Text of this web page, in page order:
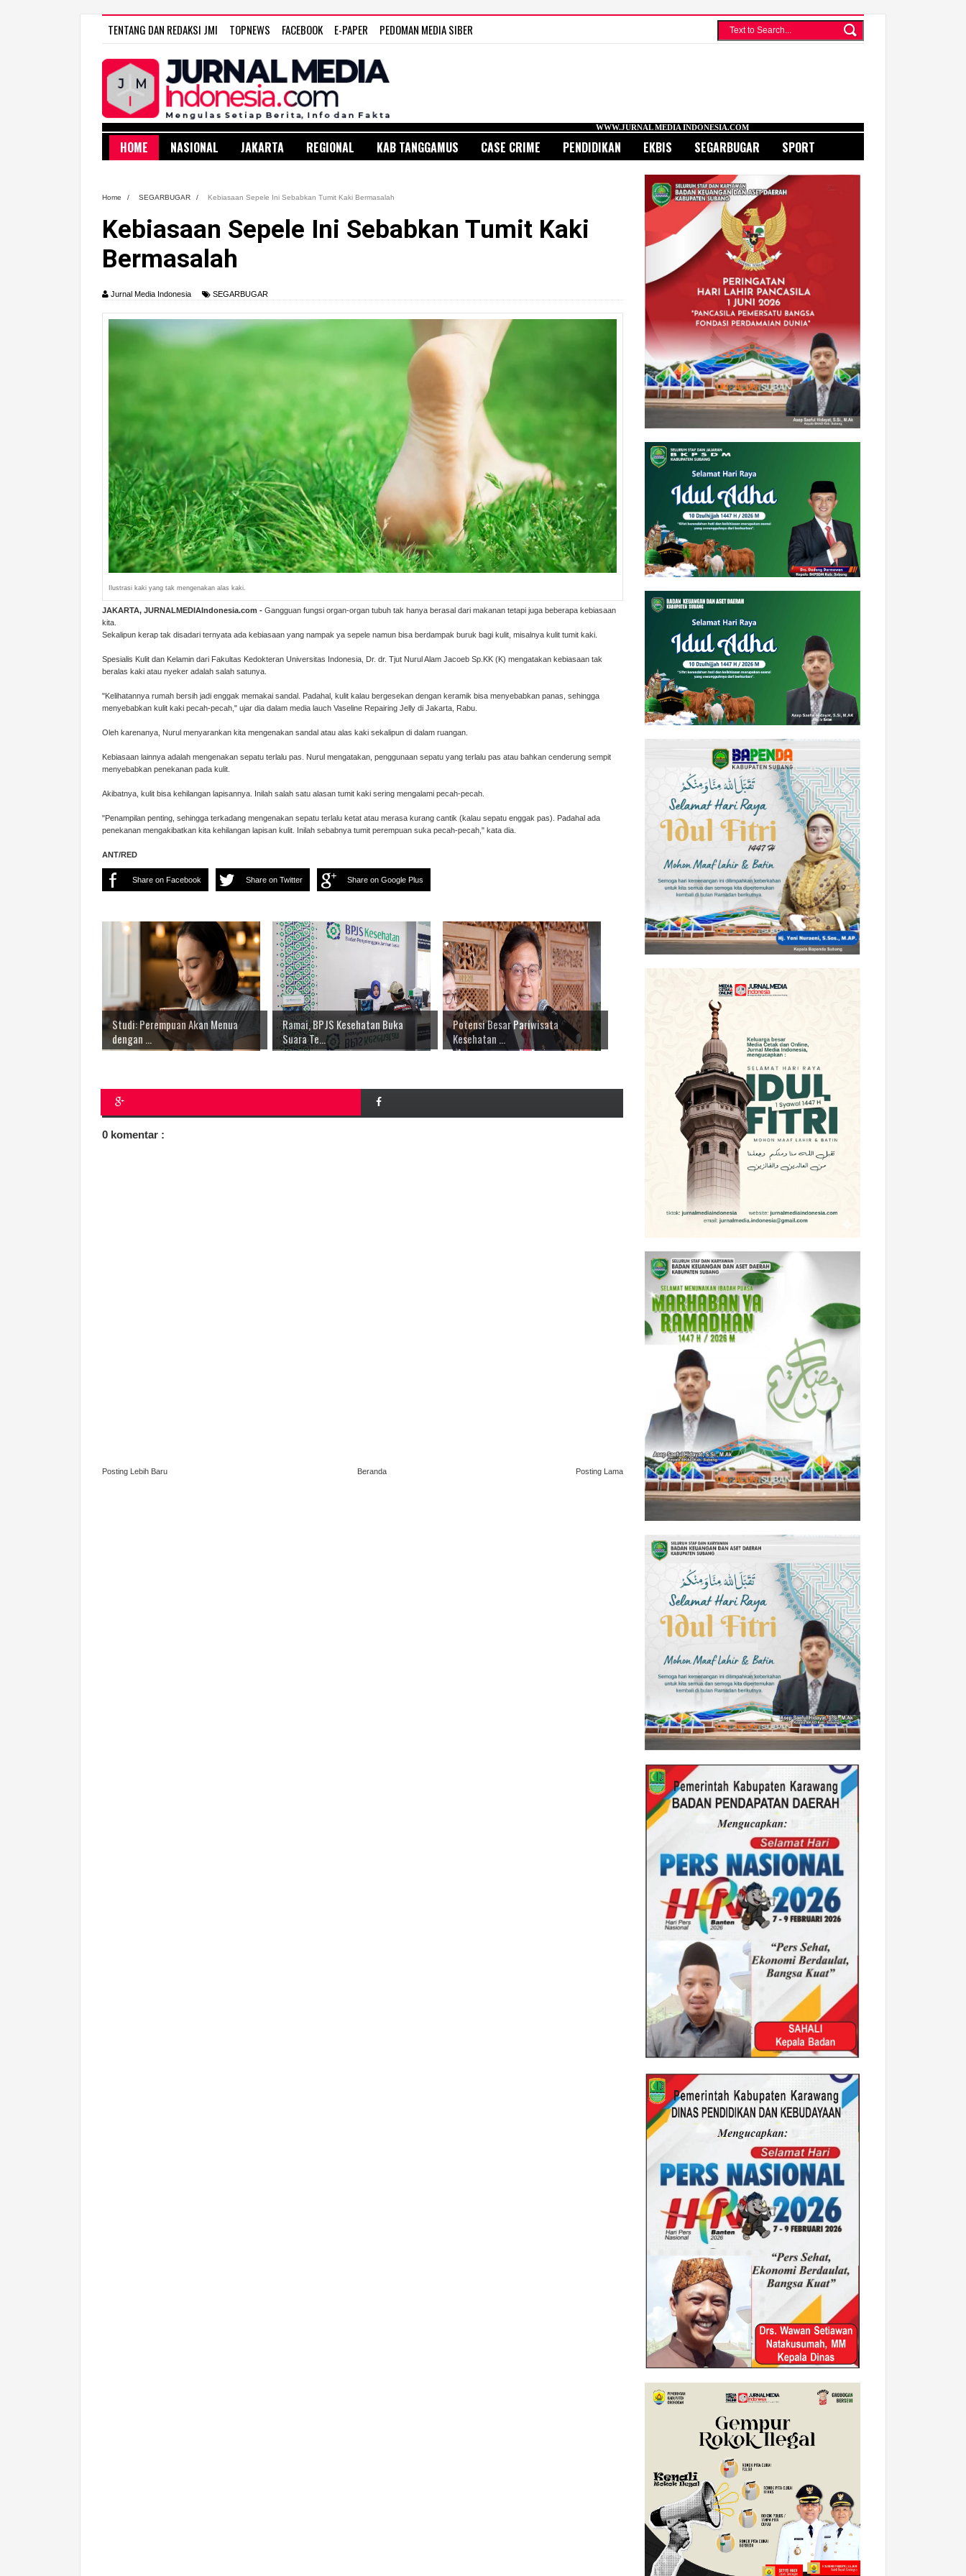
TENTANG DAN REDAKSI JMI TOPNEWS FACEBOOK E-PAPER PEDOMAN MEDIA SIBER
WWW.JURNAL MEDIA INDONESIA.COM
HOME NASIONAL JAKARTA REGIONAL KAB TANGGAMUS CASE CRIME PENDIDIKAN EKBIS SEGARBUGAR SPORT
Home / SEGARBUGAR / Kebiasaan Sepele Ini Sebabkan Tumit Kaki Bermasalah
Kebiasaan Sepele Ini Sebabkan Tumit Kaki
Bermasalah
Jurnal Media Indonesia SEGARBUGAR
Ilustrasi kaki yang tak mengenakan alas kaki.
JAKARTA, JURNALMEDIAIndonesia.com - Gangguan fungsi organ-organ tubuh tak hanya berasal dari makanan tetapi juga beberapa kebiasaan
kita.
Sekalipun kerap tak disadari ternyata ada kebiasaan yang nampak ya sepele namun bisa berdampak buruk bagi kulit, misalnya kulit tumit kaki.
Spesialis Kulit dan Kelamin dari Fakultas Kedokteran Universitas Indonesia, Dr. dr. Tjut Nurul Alam Jacoeb Sp.KK (K) mengatakan kebiasaan tak
beralas kaki atau nyeker adalah salah satunya.
"Kelihatannya rumah bersih jadi enggak memakai sandal. Padahal, kulit kalau bergesekan dengan keramik bisa menyebabkan panas, sehingga
menyebabkan kulit kaki pecah-pecah," ujar dia dalam media lauch Vaseline Repairing Jelly di Jakarta, Rabu.
Oleh karenanya, Nurul menyarankan kita mengenakan sandal atau alas kaki sekalipun di dalam ruangan.
Kebiasaan lainnya adalah mengenakan sepatu terlalu pas. Nurul mengatakan, penggunaan sepatu yang terlalu pas atau bahkan cenderung sempit
menyebabkan penekanan pada kulit.
Akibatnya, kulit bisa kehilangan lapisannya. Inilah salah satu alasan tumit kaki sering mengalami pecah-pecah.
"Penampilan penting, sehingga terkadang mengenakan sepatu terlalu ketat atau merasa kurang cantik (kalau sepatu enggak pas). Padahal ada
penekanan mengakibatkan kita kehilangan lapisan kulit. Inilah sebabnya tumit perempuan suka pecah-pecah," kata dia.
ANT/RED
Share on Facebook Share on Twitter Share on Google Plus
Studi: Perempuan Akan Menua
dengan ...
Ramai, BPJS Kesehatan Buka
Suara Te...
Potensi Besar Pariwisata
Kesehatan ...
0 komentar :
Posting Lebih Baru Posting Lama
Beranda